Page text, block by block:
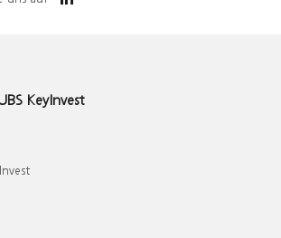
KeyInvest